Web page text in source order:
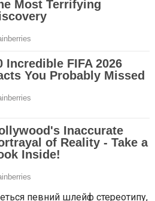
певний шлейф стереотипу,